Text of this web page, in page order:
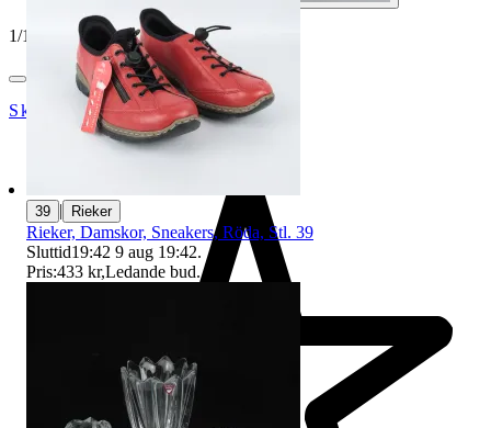
1/10
SkåneStadsmission
39 | Rieker
Rieker, Damskor, Sneakers, Röda, Stl. 39
Sluttid19:42 9 aug 19:42.
Pris:433 kr,Ledande bud.